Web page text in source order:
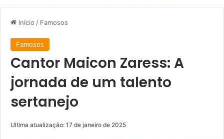
Início / Famosos
Famosos
Cantor Maicon Zaress: A
jornada de um talento
sertanejo
Ultima atualização: 17 de janeiro de 2025